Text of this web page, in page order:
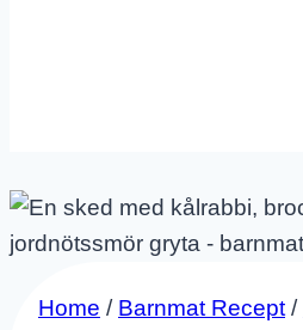
Home / Barnmat Recept /